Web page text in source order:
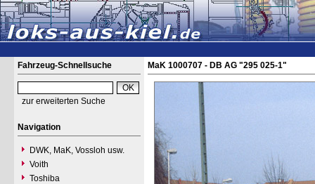
Fahrzeug-Schnellsuche
zur erweiterten Suche
Navigation
DWK, MaK, Vossloh usw.
Voith
Toshiba
MaK 1000707 - DB AG "295 025-1"